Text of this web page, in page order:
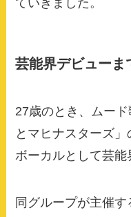
芸能界デビューま
27歳のとき、ムー
とマヒナスターズ」
ボーカルとして芸能
同グループが主催